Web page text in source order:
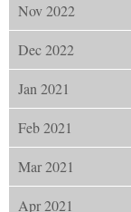
Nov 2022
Dec 2022
Jan 2021
Feb 2021
Mar 2021
Apr 2021